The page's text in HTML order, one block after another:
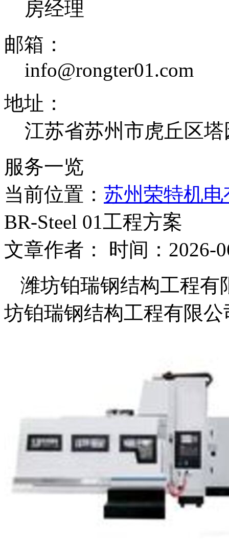
房经理
邮箱：
info@rongter01.com
地址：
江苏省苏州市虎丘区塔
服务一览
当前位置： 苏州荣特机
BR-Steel 01工程方案
文章作者： 时间：2026-
潍坊铂瑞钢结构工程有
坊铂瑞钢结构工程有限公